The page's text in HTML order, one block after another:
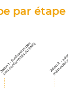
par étape